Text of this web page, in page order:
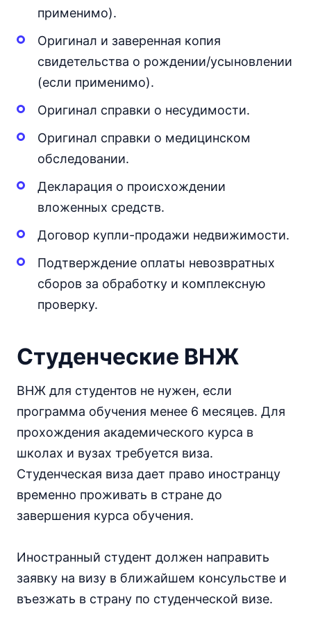
применимо).
Оригинал и заверенная копия
свидетельства о рождении/усыновлении
(если применимо).
Оригинал справки о несудимости.
Оригинал справки о медицинском
обследовании.
Декларация о происхождении
вложенных средств.
Договор купли-продажи недвижимости.
Подтверждение оплаты невозвратных
сборов за обработку и комплексную
проверку.
Студенческие ВНЖ
ВНЖ для студентов не нужен, если
программа обучения менее 6 месяцев. Для
прохождения академического курса в
школах и вузах требуется виза.
Студенческая виза дает право иностранцу
временно проживать в стране до
завершения курса обучения.
Иностранный студент должен направить
заявку на визу в ближайшем консульстве и
въезжать в страну по студенческой визе.